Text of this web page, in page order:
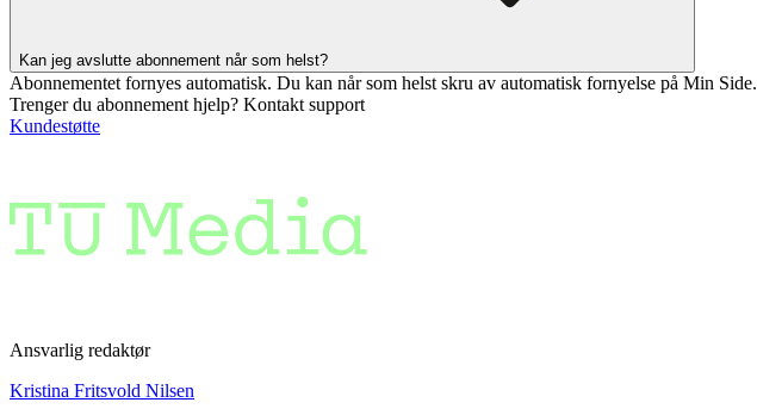
Kan jeg avslutte abonnement når som helst?
Abonnementet fornyes automatisk. Du kan når som helst skru av automatisk fornyelse på Min Side.
Trenger du abonnement hjelp? Kontakt support
Kundestøtte
Ansvarlig redaktør
Kristina Fritsvold Nilsen